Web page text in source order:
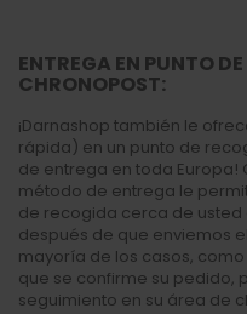
ENTREGA EN PUNTO
CHRONOPOST:
¡Darnashop también le
rápida) en un punto de
de entrega en toda Europa!
método de entrega le
de recogida cerca de usted
después de que enviemos
mayoría de los casos,
que se confirme su pedido,
seguimiento en su área de